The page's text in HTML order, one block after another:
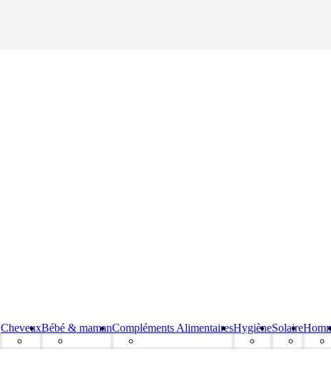
CheveuxBébé & mamanCompléments AlimentairesHygièneSolaire